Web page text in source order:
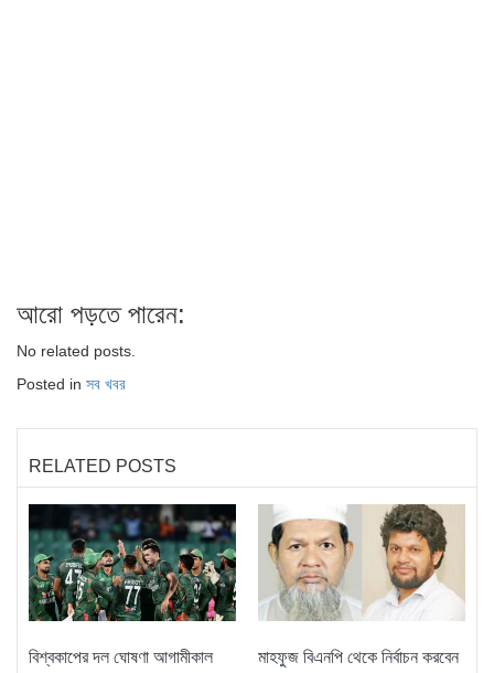
আরো পড়তে পারেন:
No related posts.
Posted in সব খবর
RELATED POSTS
বিশ্বকাপের দল ঘোষণা আগামীকাল
মাহফুজ বিএনপি থেকে নির্বাচন করবেন